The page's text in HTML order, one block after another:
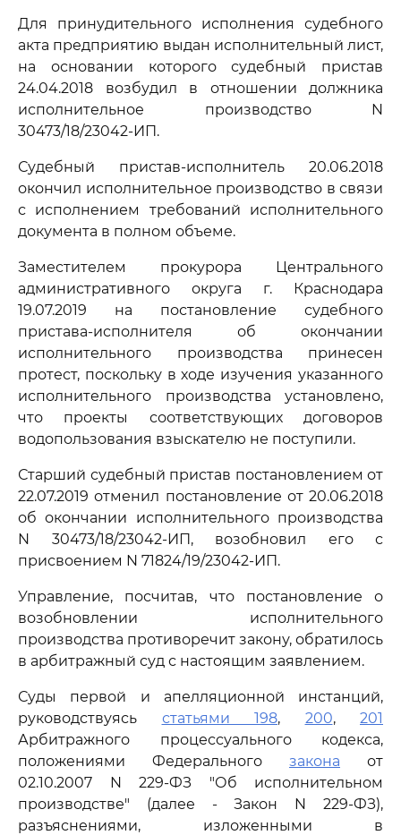
Для принудительного исполнения судебного
акта предприятию выдан исполнительный лист,
на основании которого судебный пристав
24.04.2018 возбудил в отношении должника
исполнительное производство N
30473/18/23042-ИП.
Судебный пристав-исполнитель 20.06.2018
окончил исполнительное производство в связи
с исполнением требований исполнительного
документа в полном объеме.
Заместителем прокурора Центрального
административного округа г. Краснодара
19.07.2019 на постановление судебного
пристава-исполнителя об окончании
исполнительного производства принесен
протест, поскольку в ходе изучения указанного
исполнительного производства установлено,
что проекты соответствующих договоров
водопользования взыскателю не поступили.
Старший судебный пристав постановлением от
22.07.2019 отменил постановление от 20.06.2018
об окончании исполнительного производства
N 30473/18/23042-ИП, возобновил его с
присвоением N 71824/19/23042-ИП.
Управление, посчитав, что постановление о
возобновлении исполнительного
производства противоречит закону, обратилось
в арбитражный суд с настоящим заявлением.
Суды первой и апелляционной инстанций,
руководствуясь статьями 198, 200, 201
Арбитражного процессуального кодекса,
положениями Федерального закона от
02.10.2007 N 229-ФЗ "Об исполнительном
производстве" (далее - Закон N 229-ФЗ),
разъяснениями, изложенными в